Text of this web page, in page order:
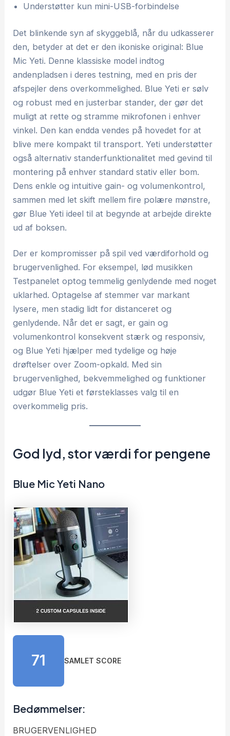
Understøtter kun mini-USB-forbindelse
Det blinkende syn af skyggeblå, når du udkasserer
den, betyder at det er den ikoniske original: Blue
Mic Yeti. Denne klassiske model indtog
andenpladsen i deres testning, med en pris der
afspejler dens overkommelighed. Blue Yeti er sølv
og robust med en justerbar stander, der gør det
muligt at rette og stramme mikrofonen i enhver
vinkel. Den kan endda vendes på hovedet for at
blive mere kompakt til transport. Yeti understøtter
også alternativ standerfunktionalitet med gevind til
montering på enhver standard stativ eller bom.
Dens enkle og intuitive gain- og volumenkontrol,
sammen med let skift mellem fire polære mønstre,
gør Blue Yeti ideel til at begynde at arbejde direkte
ud af boksen.
Der er kompromisser på spil ved værdiforhold og
brugervenlighed. For eksempel, lød musikken
Testpanelet optog temmelig genlydende med noget
uklarhed. Optagelse af stemmer var markant
lysere, men stadig lidt for distanceret og
genlydende. Når det er sagt, er gain og
volumenkontrol konsekvent stærk og responsiv,
og Blue Yeti hjælper med tydelige og høje
drøftelser over Zoom-opkald. Med sin
brugervenlighed, bekvemmelighed og funktioner
udgør Blue Yeti et førsteklasses valg til en
overkommelig pris.
God lyd, stor værdi for pengene
Blue Mic Yeti Nano
71 SAMLET SCORE
Bedømmelser:
BRUGERVENLIGHED